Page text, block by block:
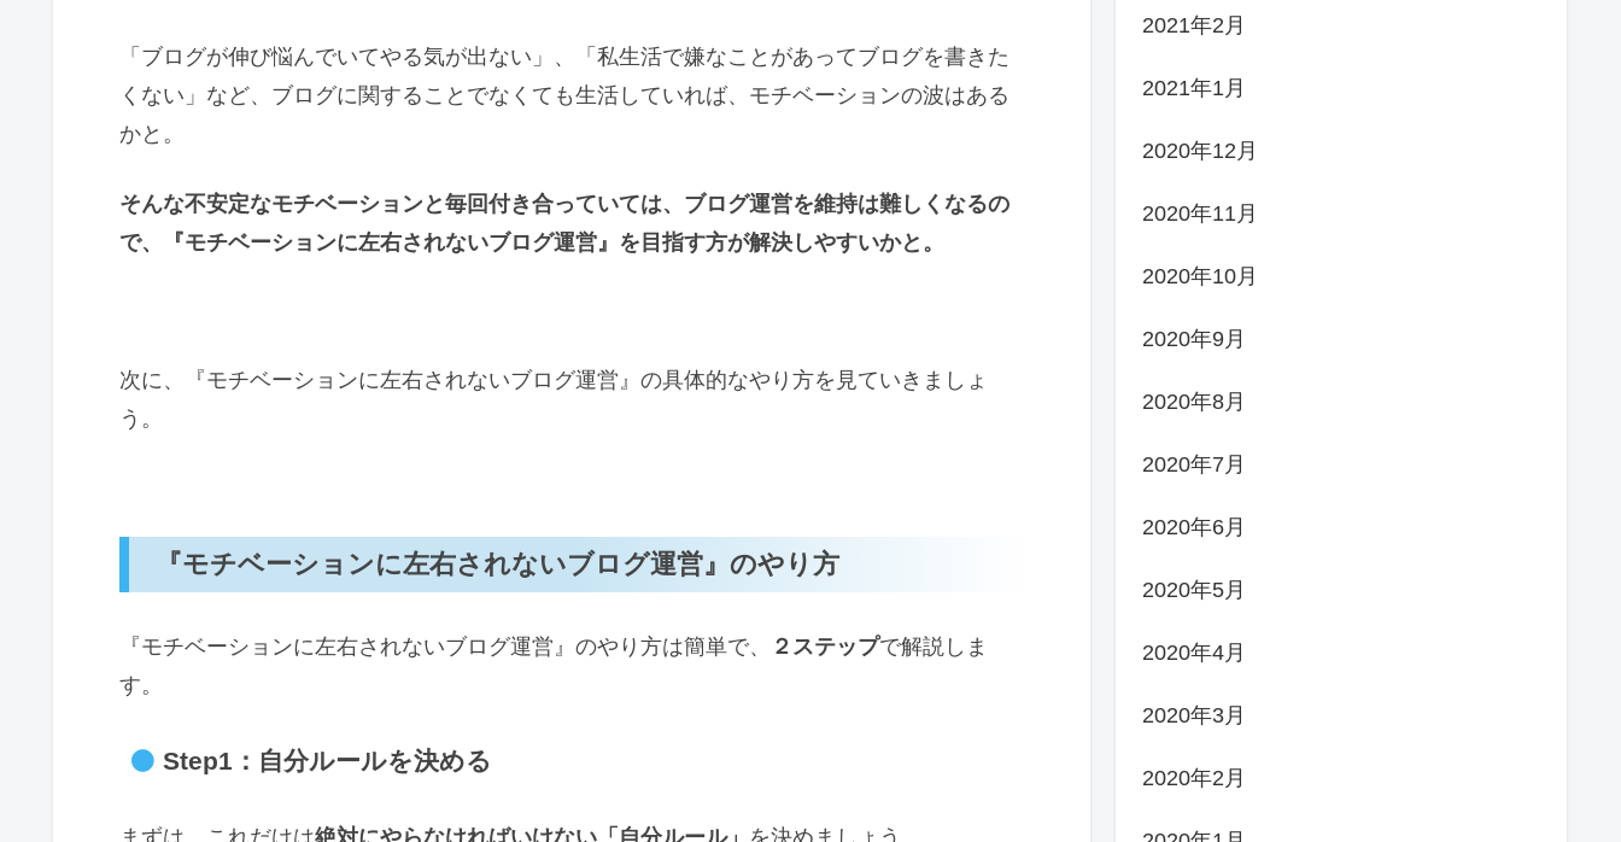
「ブログが伸び悩んでいてやる気が出ない」、「私生活で嫌なことがあってブログを書きた
くない」など、ブログに関することでなくても生活していれば、モチベーションの波はある
かと。
そんな不安定なモチベーションと毎回付き合っていては、ブログ運営を維持は難しくなるの
で、『モチベーションに左右されないブログ運営』を目指す方が解決しやすいかと。
次に、『モチベーションに左右されないブログ運営』の具体的なやり方を見ていきましょ
う。
『モチベーションに左右されないブログ運営』のやり方
『モチベーションに左右されないブログ運営』のやり方は簡単で、 ２ステップで解説しま
す。
Step1：自分ルールを決める
まずは、これだけは絶対にやらなければいけない「自分ルール」 を決めましょう。
2021年2月
2021年1月
2020年12月
2020年11月
2020年10月
2020年9月
2020年8月
2020年7月
2020年6月
2020年5月
2020年4月
2020年3月
2020年2月